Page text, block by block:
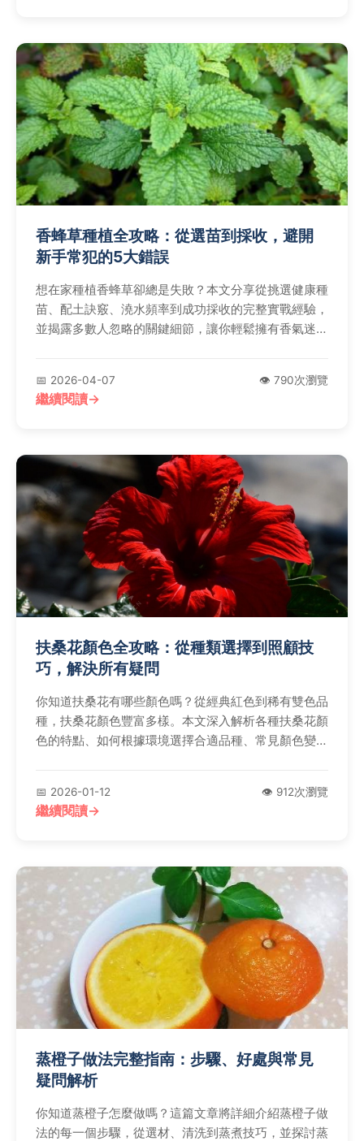
香蜂草種植全攻略：從選苗到採收，避開
新手常犯的5大錯誤
想在家種植香蜂草卻總是失敗？本文分享從挑選健康種
苗、配土訣竅、澆水頻率到成功採收的完整實戰經驗，
並揭露多數人忽略的關鍵細節，讓你輕鬆擁有香氣迷人
📅 2026-04-07 👁️ 790次瀏覽
繼續閱讀
扶桑花顏色全攻略：從種類選擇到照顧技
巧，解決所有疑問
你知道扶桑花有哪些顏色嗎？從經典紅色到稀有雙色品
種，扶桑花顏色豐富多樣。本文深入解析各種扶桑花顏
色的特點、如何根據環境選擇合適品種、常見顏色變化
📅 2026-01-12 👁️ 912次瀏覽
繼續閱讀
蒸橙子做法完整指南：步驟、好處與常見
疑問解析
你知道蒸橙子怎麼做嗎？這篇文章將詳細介紹蒸橙子做
法的每一個步驟，從選材、清洗到蒸煮技巧，並探討蒸